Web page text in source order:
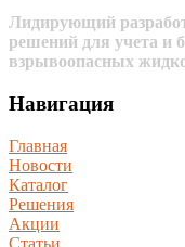
Лидирующий
решений для учета и
взрывоопасных
Навигация
Главная
Новости
Каталог
Решения
Акции
Статьи